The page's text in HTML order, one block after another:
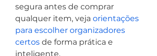
segura antes de comprar
qualquer item, veja orientações
para escolher organizadores
certos de forma prática e
inteligente.